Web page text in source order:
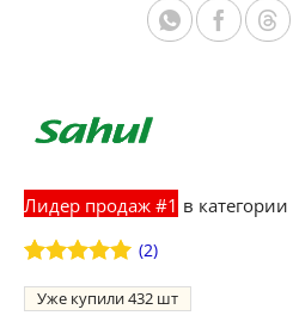
Лидер продаж #1 в категории
Рейтинг5
из 5 на
2
(2)
Уже купили432